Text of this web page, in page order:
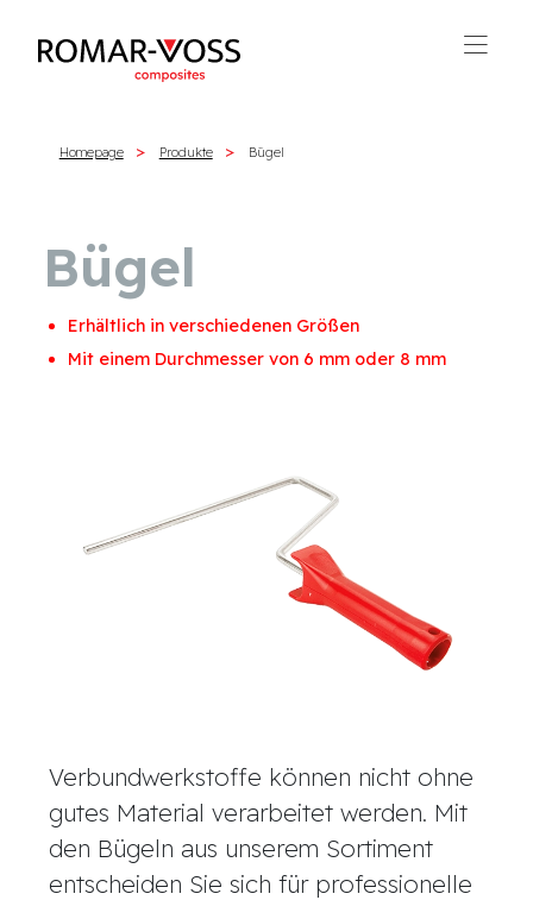
Homepage Produkte Bügel
Bügel
Erhältlich in verschiedenen Größen
Mit einem Durchmesser von 6 mm oder 8 mm
Verbundwerkstoffe können nicht ohne
gutes Material verarbeitet werden. Mit
den Bügeln aus unserem Sortiment
entscheiden Sie sich für professionelle